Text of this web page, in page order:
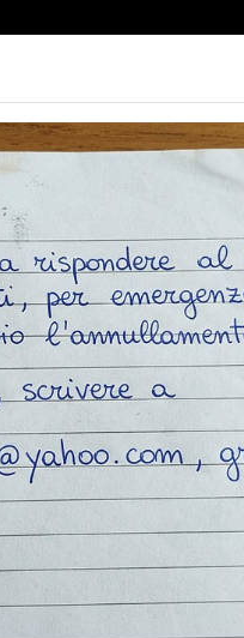
Social Contatti
Non ci